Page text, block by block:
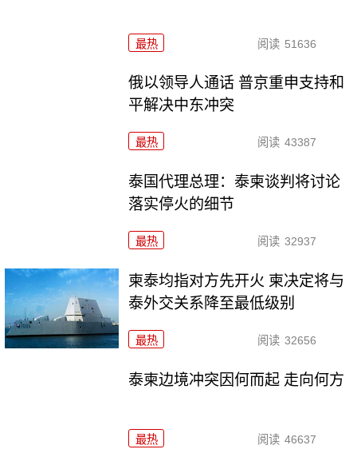
最热 阅读 51636
俄以领导人通话 普京重申支持和
平解决中东冲突
最热 阅读 43387
泰国代理总理：泰柬谈判将讨论
落实停火的细节
最热 阅读 32937
柬泰均指对方先开火 柬决定将与
泰外交关系降至最低级别
最热 阅读 32656
泰柬边境冲突因何而起 走向何方
最热 阅读 46637